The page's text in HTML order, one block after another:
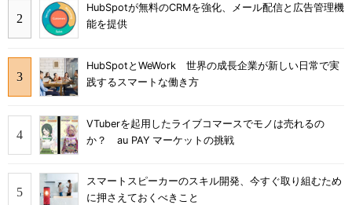
HubSpotが無料のCRMを強化、メール配信と広告管理機
能を提供
HubSpotとWeWork 世界の成長企業が新しい日常で実
践するスマートな働き方
VTuberを起用したライブコマースでモノは売れるの
か？ au PAY マーケットの挑戦
スマートスピーカーのスキル開発、今すぐ取り組むため
に押さえておくべきこと